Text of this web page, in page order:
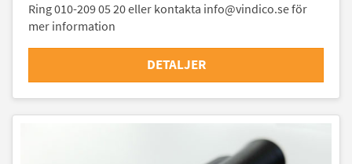
Ring 010-209 05 20 eller kontakta info@vindico.se för
mer information
DETALJER